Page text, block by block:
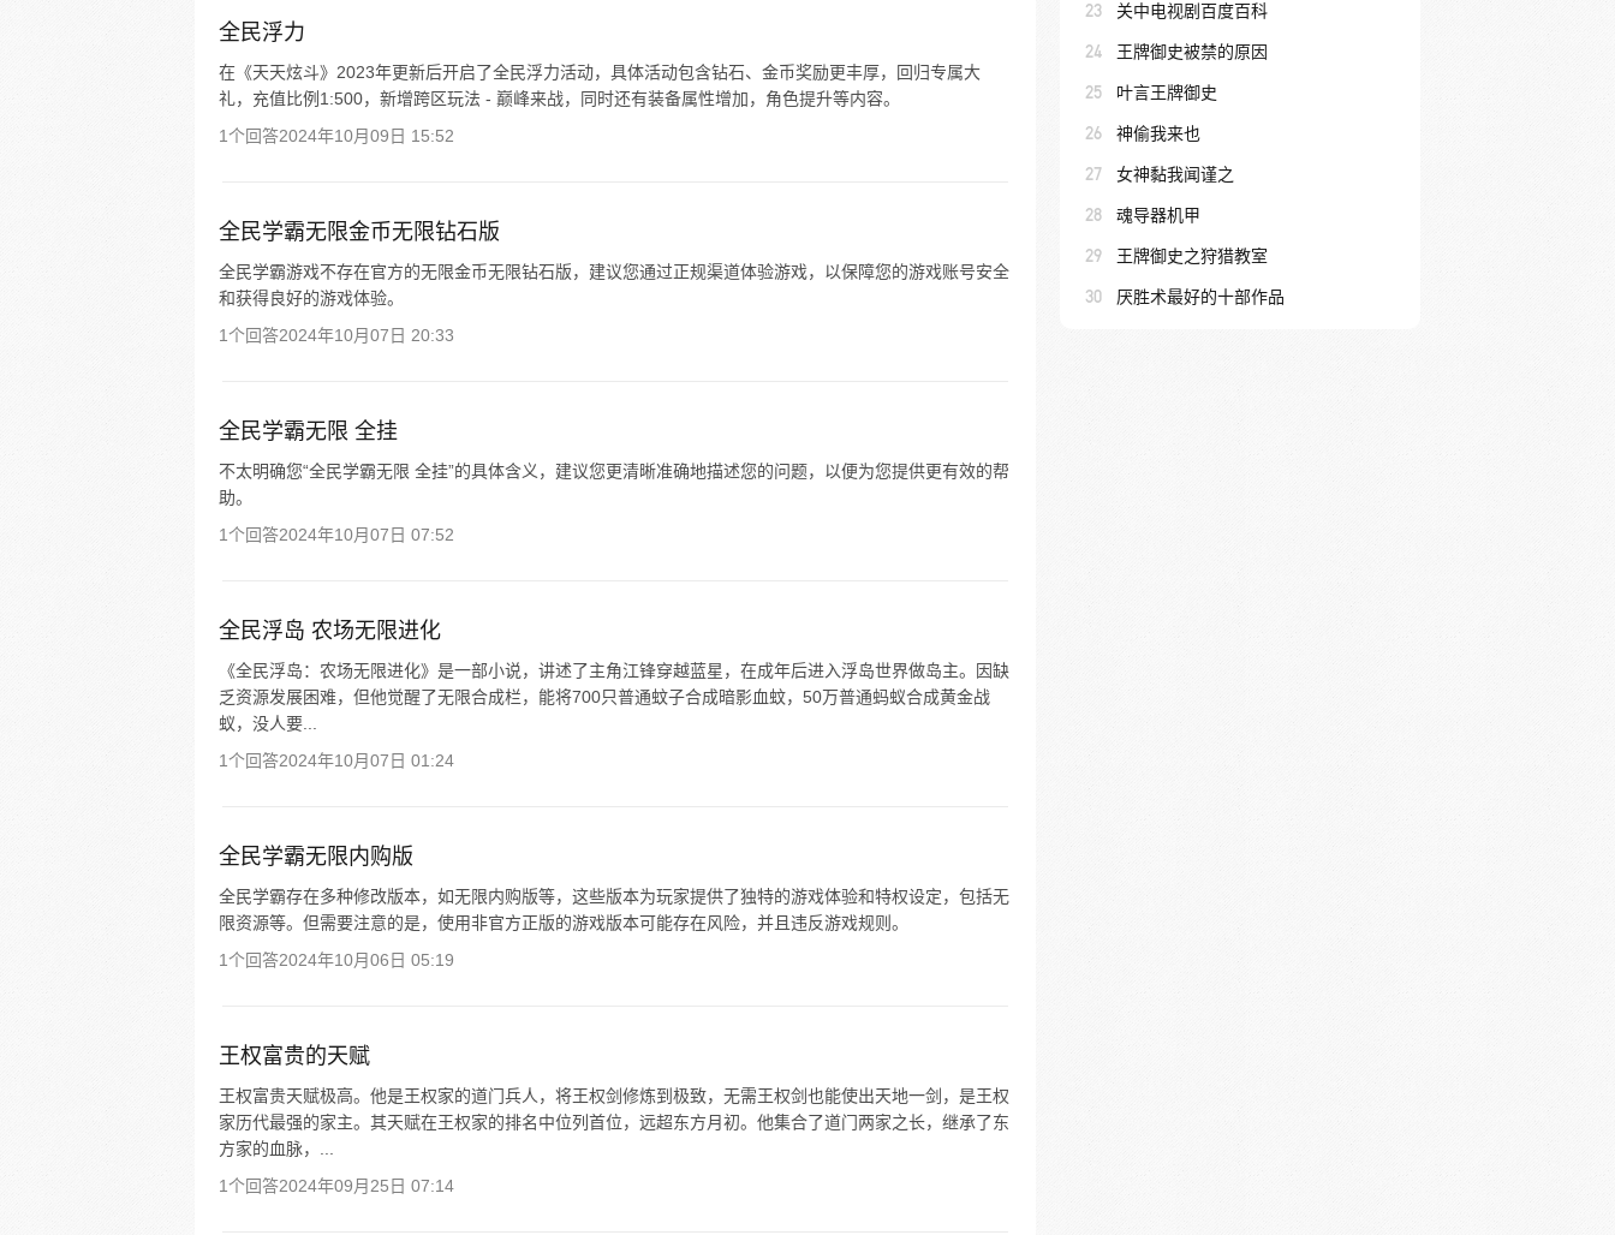
全民浮力
在《天天炫斗》2023年更新后开启了全民浮力活动，具体活动包含钻石、金币奖励更丰厚，回归专属大
礼，充值比例1:500，新增跨区玩法 - 巅峰来战，同时还有装备属性增加，角色提升等内容。
1个回答2024年10月09日 15:52
全民学霸无限金币无限钻石版
全民学霸游戏不存在官方的无限金币无限钻石版，建议您通过正规渠道体验游戏，以保障您的游戏账号安全
和获得良好的游戏体验。
1个回答2024年10月07日 20:33
全民学霸无限 全挂
不太明确您“全民学霸无限 全挂”的具体含义，建议您更清晰准确地描述您的问题，以便为您提供更有效的帮
助。
1个回答2024年10月07日 07:52
全民浮岛 农场无限进化
《全民浮岛：农场无限进化》是一部小说，讲述了主角江锋穿越蓝星，在成年后进入浮岛世界做岛主。因缺
乏资源发展困难，但他觉醒了无限合成栏，能将700只普通蚊子合成暗影血蚊，50万普通蚂蚁合成黄金战
蚁，没人要...
1个回答2024年10月07日 01:24
全民学霸无限内购版
全民学霸存在多种修改版本，如无限内购版等，这些版本为玩家提供了独特的游戏体验和特权设定，包括无
限资源等。但需要注意的是，使用非官方正版的游戏版本可能存在风险，并且违反游戏规则。
1个回答2024年10月06日 05:19
王权富贵的天赋
王权富贵天赋极高。他是王权家的道门兵人，将王权剑修炼到极致，无需王权剑也能使出天地一剑，是王权
家历代最强的家主。其天赋在王权家的排名中位列首位，远超东方月初。他集合了道门两家之长，继承了东
方家的血脉，...
1个回答2024年09月25日 07:14
23 关中电视剧百度百科
24 王牌御史被禁的原因
25 叶言王牌御史
26 神偷我来也
27 女神黏我闻谨之
28 魂导器机甲
29 王牌御史之狩猎教室
30 厌胜术最好的十部作品